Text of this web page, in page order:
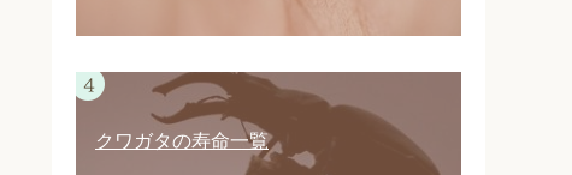
クワガタの寿命一覧